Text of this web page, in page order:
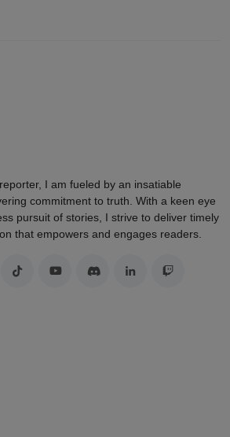
I am fueled by an insatiable
commitment to truth. With a keen eye
pursuit of stories, I strive to deliver timely
that empowers and engages readers.